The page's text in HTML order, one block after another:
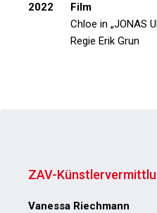
2022
Film
Chloe in „JONAS
Regie Erik Grun
ZAV-
Vanessa Riechmann